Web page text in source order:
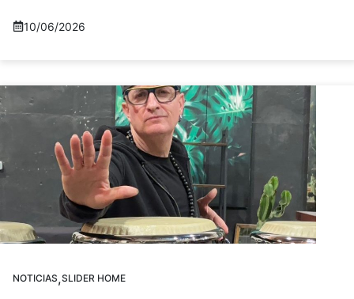
10/06/2026
NOTICIAS,SLIDER HOME